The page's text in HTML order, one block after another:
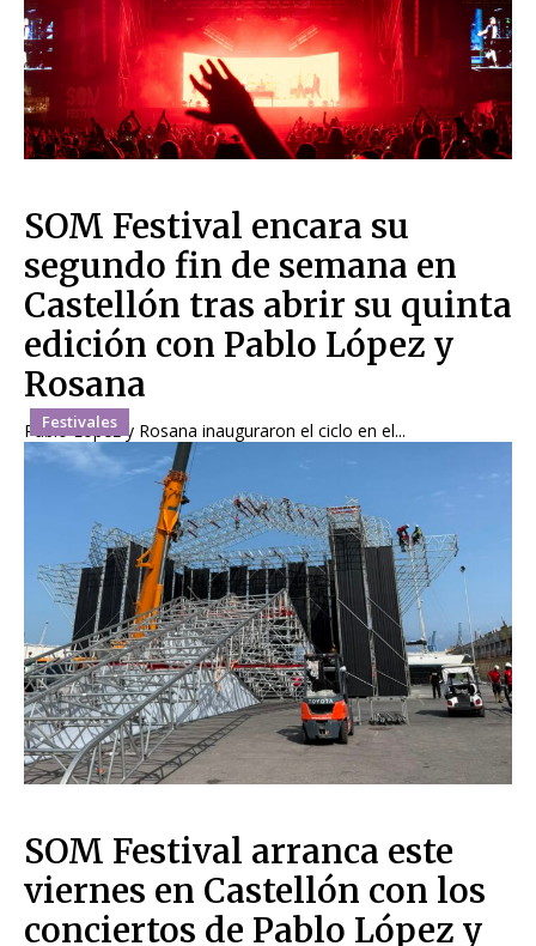
Festivales
SOM Festival encara su
segundo fin de semana en
Castellón tras abrir su quinta
edición con Pablo López y
Rosana
Pablo López y Rosana inauguraron el ciclo en el...
SOM Festival arranca este
viernes en Castellón con los
conciertos de Pablo López y